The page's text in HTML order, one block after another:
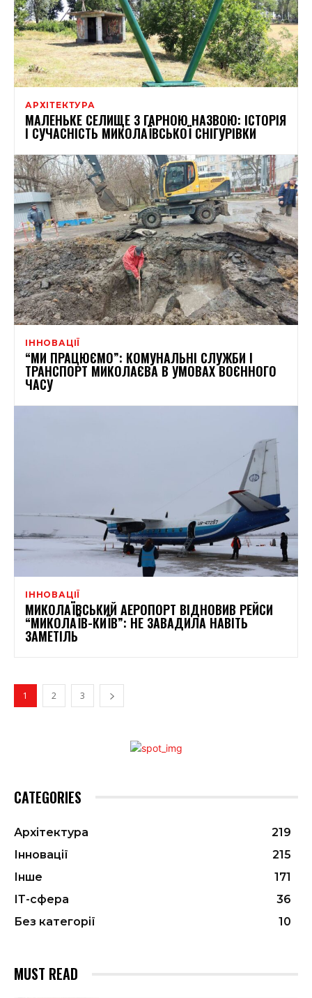
АРХІТЕКТУРА
МАЛЕНЬКЕ СЕЛИЩЕ З ГАРНОЮ НАЗВОЮ: ІСТОРІЯ
І СУЧАСНІСТЬ МИКОЛАЇВСЬКОЇ СНІГУРІВКИ
ІННОВАЦІЇ
“МИ ПРАЦЮЄМО”: КОМУНАЛЬНІ СЛУЖБИ І
ТРАНСПОРТ МИКОЛАЄВА В УМОВАХ ВОЄННОГО
ЧАСУ
ІННОВАЦІЇ
МИКОЛАЇВСЬКИЙ АЕРОПОРТ ВІДНОВИВ РЕЙСИ
“МИКОЛАЇВ-КИЇВ”: НЕ ЗАВАДИЛА НАВІТЬ
ЗАМЕТІЛЬ
1 2 3
CATEGORIES
Архітектура
219
Інновації
215
Інше
171
ІТ-сфера
36
Без категорії
10
MUST READ